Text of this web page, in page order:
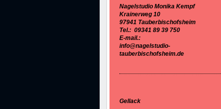
Nagelstudio Monika Kempf
Krainerweg 10
97941 Tauberbischofsheim
Tel.: 09341 89 39 750
E-mail.:
info@nagelstudio-
tauberbischofsheim.de
Gellack